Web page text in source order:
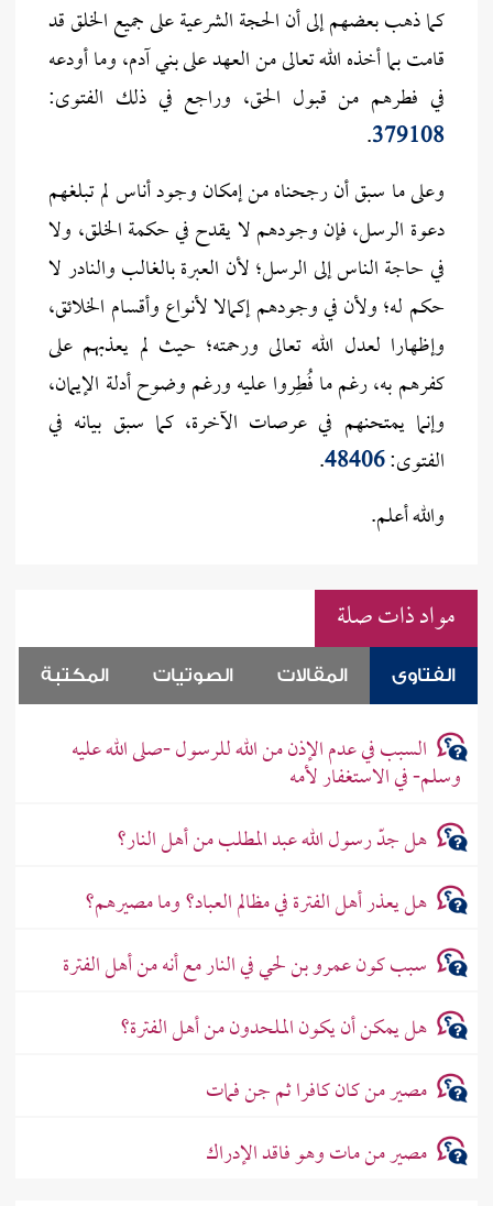
كما ذهب بعضهم إلى أن الحجة الشرعية على جميع الخلق قد
قامت بما أخذه الله تعالى من العهد على بني آدم، وما أودعه
في فطرهم من قبول الحق، وراجع في ذلك الفتوى:
379108
.
وعلى ما سبق أن رجحناه من إمكان وجود أناس لم تبلغهم
دعوة الرسل، فإن وجودهم لا يقدح في حكمة الخلق، ولا
في حاجة الناس إلى الرسل؛ لأن العبرة بالغالب والنادر لا
حكم له؛ ولأن في وجودهم إكمالا لأنواع وأقسام الخلائق،
وإظهارا لعدل الله تعالى ورحمته؛ حيث لم يعذبهم على
كفرهم به، رغم ما فُطِروا عليه ورغم وضوح أدلة الإيمان،
وإنما يمتحنهم في عرصات الآخرة، كما سبق بيانه في
الفتوى:48406
.
والله أعلم.
مواد ذات صلة
الفتاوى المقالات الصوتيات المكتبة
السبب في عدم الإذن من الله للرسول -صلى الله عليه
وسلم- في الاستغفار لأمه
هل جدّ رسول الله عبد المطلب من أهل النار؟
هل يعذر أهل الفترة في مظالم العباد؟ وما مصيرهم؟
سبب كون عمرو بن لحي في النار مع أنه من أهل الفترة
هل يمكن أن يكون الملحدون من أهل الفترة؟
مصير من كان كافرا ثم جن فمات
مصير من مات وهو فاقد الإدراك